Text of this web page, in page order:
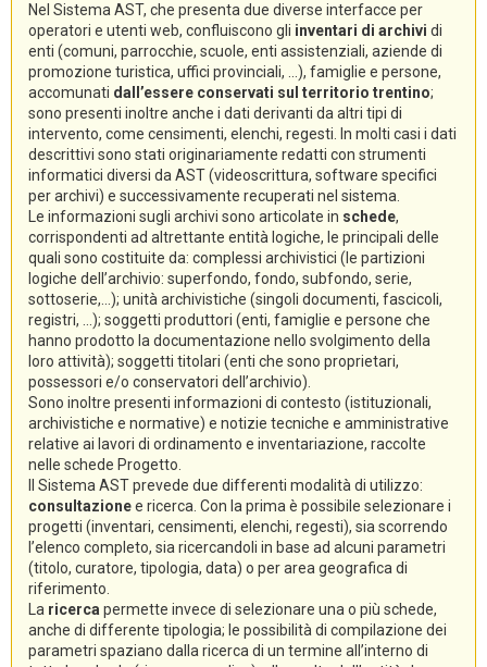
Nel Sistema AST, che presenta due diverse interfacce per
operatori e utenti web, confluiscono gli inventari di archivi di
enti (comuni, parrocchie, scuole, enti assistenziali, aziende di
promozione turistica, uffici provinciali, ...), famiglie e persone,
accomunati dall’essere conservati sul territorio trentino;
sono presenti inoltre anche i dati derivanti da altri tipi di
intervento, come censimenti, elenchi, regesti. In molti casi i dati
descrittivi sono stati originariamente redatti con strumenti
informatici diversi da AST (videoscrittura, software specifici
per archivi) e successivamente recuperati nel sistema.
Le informazioni sugli archivi sono articolate in schede,
corrispondenti ad altrettante entità logiche, le principali delle
quali sono costituite da: complessi archivistici (le partizioni
logiche dell’archivio: superfondo, fondo, subfondo, serie,
sottoserie,...); unità archivistiche (singoli documenti, fascicoli,
registri, ...); soggetti produttori (enti, famiglie e persone che
hanno prodotto la documentazione nello svolgimento della
loro attività); soggetti titolari (enti che sono proprietari,
possessori e/o conservatori dell’archivio).
Sono inoltre presenti informazioni di contesto (istituzionali,
archivistiche e normative) e notizie tecniche e amministrative
relative ai lavori di ordinamento e inventariazione, raccolte
nelle schede Progetto.
Il Sistema AST prevede due differenti modalità di utilizzo:
consultazionee ricerca. Con la prima è possibile selezionare i
progetti (inventari, censimenti, elenchi, regesti), sia scorrendo
l’elenco completo, sia ricercandoli in base ad alcuni parametri
(titolo, curatore, tipologia, data) o per area geografica di
riferimento.
La ricerca permette invece di selezionare una o più schede,
anche di differente tipologia; le possibilità di compilazione dei
parametri spaziano dalla ricerca di un termine all’interno di